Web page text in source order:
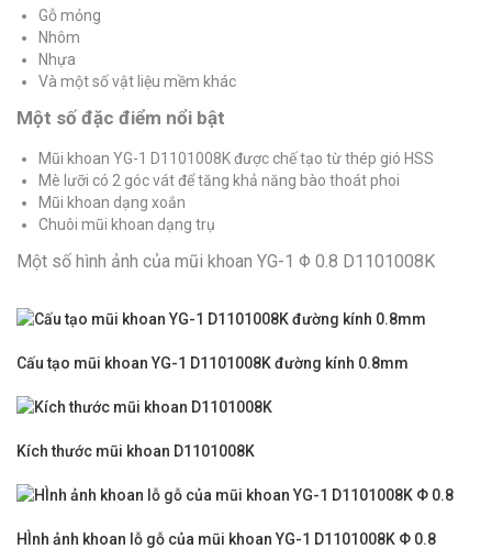
Gỗ mỏng
Nhôm
Nhựa
Và một số vật liệu mềm khác
Một số đặc điểm nổi bật
Mũi khoan YG-1 D1101008K được chế tạo từ thép gió HSS
Mè lưỡi có 2 góc vát để tăng khả năng bào thoát phoi
Mũi khoan dạng xoắn
Chuôi mũi khoan dạng trụ
Một số hình ảnh của mũi khoan YG-1 Φ 0.8 D1101008K
Cấu tạo mũi khoan YG-1 D1101008K đường kính 0.8mm
Kích thước mũi khoan D1101008K
HÌnh ảnh khoan lỗ gỗ của mũi khoan YG-1 D1101008K Φ 0.8